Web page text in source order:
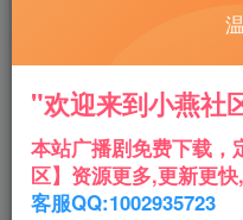
人，便设计受和他男朋
之后就是攻的各种撩汉的
“一个强大的猎手锁定了
"欢迎来到小燕社
本站广播剧免费下载，
区】资源更多,更新更
客服QQ:1002935723